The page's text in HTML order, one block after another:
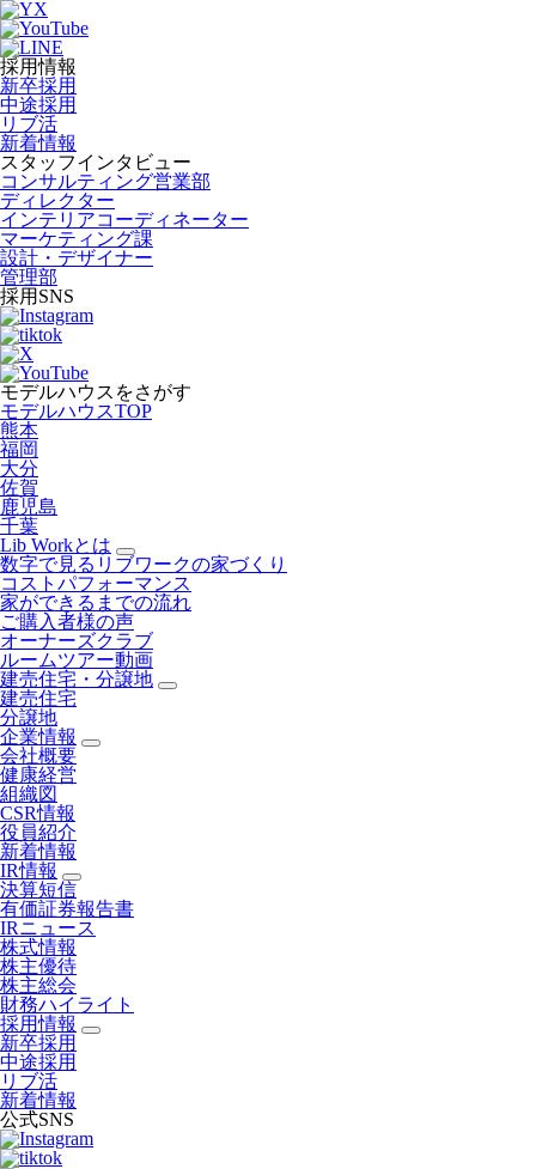
採用情報
新卒採用
中途採用
リブ活
新着情報
スタッフインタビュー
コンサルティング営業部
ディレクター
インテリアコーディネーター
マーケティング課
設計・デザイナー
管理部
採用SNS
モデルハウスをさがす
モデルハウスTOP
熊本
福岡
大分
佐賀
鹿児島
千葉
Lib Workとは
数字で見るリブワークの家づくり
コストパフォーマンス
家ができるまでの流れ
ご購入者様の声
オーナーズクラブ
ルームツアー動画
建売住宅・分譲地
建売住宅
分譲地
企業情報
会社概要
健康経営
組織図
CSR情報
役員紹介
新着情報
IR情報
決算短信
有価証券報告書
IRニュース
株式情報
株主優待
株主総会
財務ハイライト
採用情報
新卒採用
中途採用
リブ活
新着情報
公式SNS